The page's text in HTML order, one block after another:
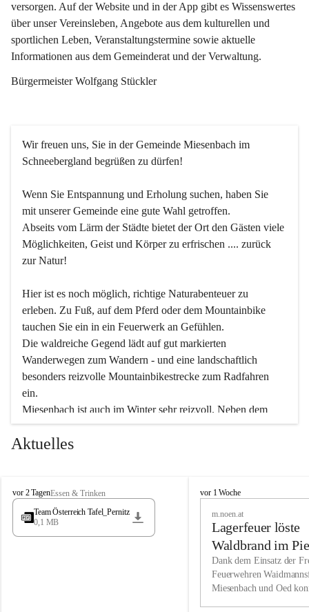
versorgen. Auf der Website und in der App gibt es Wissenswertes
über unser Vereinsleben, Angebote aus dem kulturellen und
sportlichen Leben, Veranstaltungstermine sowie aktuelle
Informationen aus dem Gemeinderat und der Verwaltung.
Bürgermeister Wolfgang Stückler
Wir freuen uns, Sie in der Gemeinde Miesenbach im
Schneebergland begrüßen zu dürfen!
Wenn Sie Entspannung und Erholung suchen, haben Sie
mit unserer Gemeinde eine gute Wahl getroffen.
Abseits vom Lärm der Städte bietet der Ort den Gästen viele
Möglichkeiten, Geist und Körper zu erfrischen .... zurück
zur Natur!
Hier ist es noch möglich, richtige Naturabenteuer zu
erleben. Zu Fuß, auf dem Pferd oder dem Mountainbike
tauchen Sie ein in ein Feuerwerk an Gefühlen.
Die waldreiche Gegend lädt auf gut markierten
Wanderwegen zum Wandern - und eine landschaftlich
besonders reizvolle Mountainbikestrecke zum Radfahren
ein.
Miesenbach ist auch im Winter sehr reizvoll. Neben dem
Eisstockschießen gibt es auf dem nahe gelegenen Unterberg
wunderschöne Naturschneepisten, die zum Schifahren oder
vielfältige Angebot unserer Kulturvereine.
Überzeugen Sie sich selbst, dass Sie in Miesenbach sowie
in den Beherbergungsbetrieben, Gaststätten und urigen
Wir kennen Miesenbach als lebens- und liebenswerten Ort.
Tradition und Innovation werden ebenso groß geschrieben
Aktuelles
M
i
s
vor 2 TagenEssen & Trinken
Team Österreich Tafel_Pernitz
0,1 MB
M
h
vor 1 Woche
m.noen.at
Lagerfeuer löste
Waldbrand im
aus
Dank dem Einsatz der
Feuerwehren
Miesenbach und Oed